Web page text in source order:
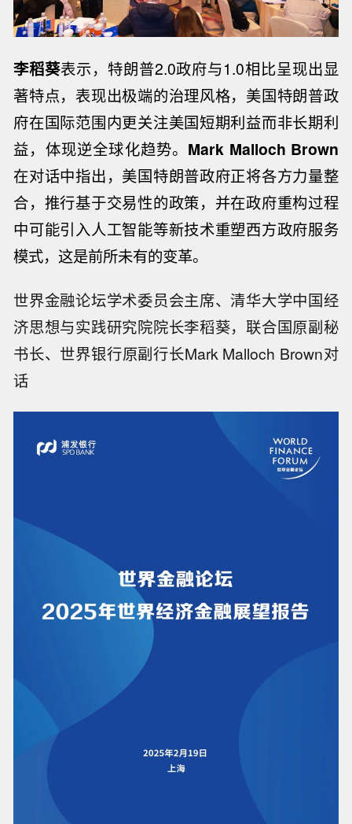
李稻葵表示，特朗普2.0政府与1.0相比呈现出显
著特点，表现出极端的治理风格，美国特朗普政
府在国际范围内更关注美国短期利益而非长期利
益，体现逆全球化趋势。 Mark Malloch Brown
在对话中指出，美国特朗普政府正将各方力量整
合，推行基于交易性的政策，并在政府重构过程
中可能引入人工智能等新技术重塑西方政府服务
模式，这是前所未有的变革。
世界金融论坛学术委员会主席、清华大学中国经
济思想与实践研究院院长李稻葵，联合国原副秘
书长、世界银行原副行长Mark Malloch Brown对
话